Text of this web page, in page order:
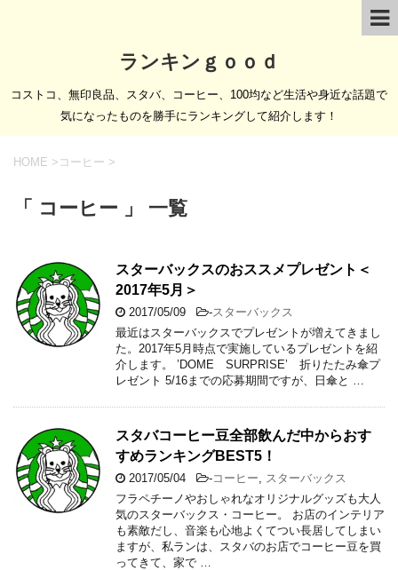
ランキンｇｏｏｄ
コストコ、無印良品、スタバ、コーヒー、100均など生活や身近な話題で
気になったものを勝手にランキングして紹介します！
HOME > コーヒー >
「 コーヒー 」 一覧
スターバックスのおススメプレゼント＜
2017年5月＞
2017/05/09 -スターバックス
最近はスターバックスでプレゼントが増えてきまし
た。2017年5月時点で実施しているプレゼントを紹
介します。 ’DOME SURPRISE’ 折りたたみ傘プ
レゼント 5/16までの応募期間ですが、日傘と …
スタバコーヒー豆全部飲んだ中からおす
すめランキングBEST5！
2017/05/04 -コーヒー
スターバックス
フラペチーノやおしゃれなオリジナルグッズも大人
気のスターバックス・コーヒー。 お店のインテリア
も素敵だし、音楽も心地よくてつい長居してしまい
ますが、私ランは、スタバのお店でコーヒー豆を買
ってきて、家で …